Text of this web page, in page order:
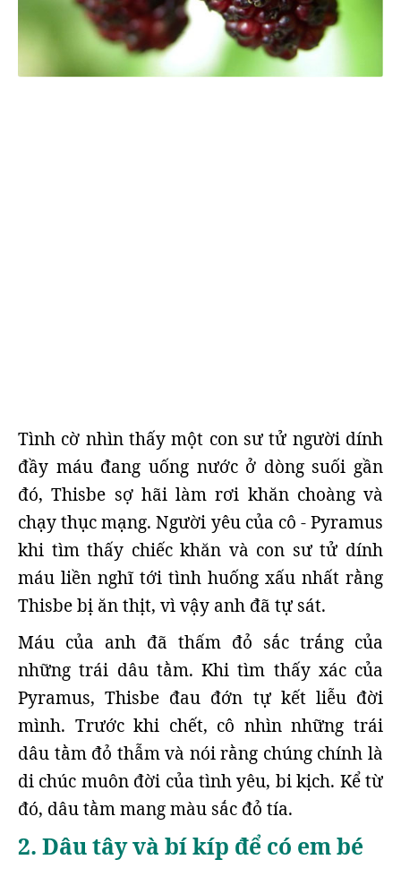
Tình cờ nhìn thấy một con sư tử người dính
đầy máu đang uống nước ở dòng suối gần
đó, Thisbe sợ hãi làm rơi khăn choàng và
chạy thục mạng. Người yêu của cô - Pyramus
khi tìm thấy chiếc khăn và con sư tử dính
máu liền nghĩ tới tình huống xấu nhất rằng
Thisbe bị ăn thịt, vì vậy anh đã tự sát.
Máu của anh đã thấm đỏ sắc trắng của
những trái dâu tằm. Khi tìm thấy xác của
Pyramus, Thisbe đau đớn tự kết liễu đời
mình. Trước khi chết, cô nhìn những trái
dâu tằm đỏ thẫm và nói rằng chúng chính là
di chúc muôn đời của tình yêu, bi kịch. Kể từ
đó, dâu tằm mang màu sắc đỏ tía.
2. Dâu tây và bí kíp để có em bé